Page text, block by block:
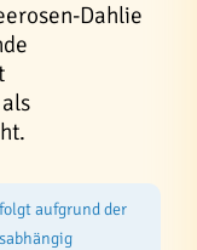
Dahlie
aufgrund der